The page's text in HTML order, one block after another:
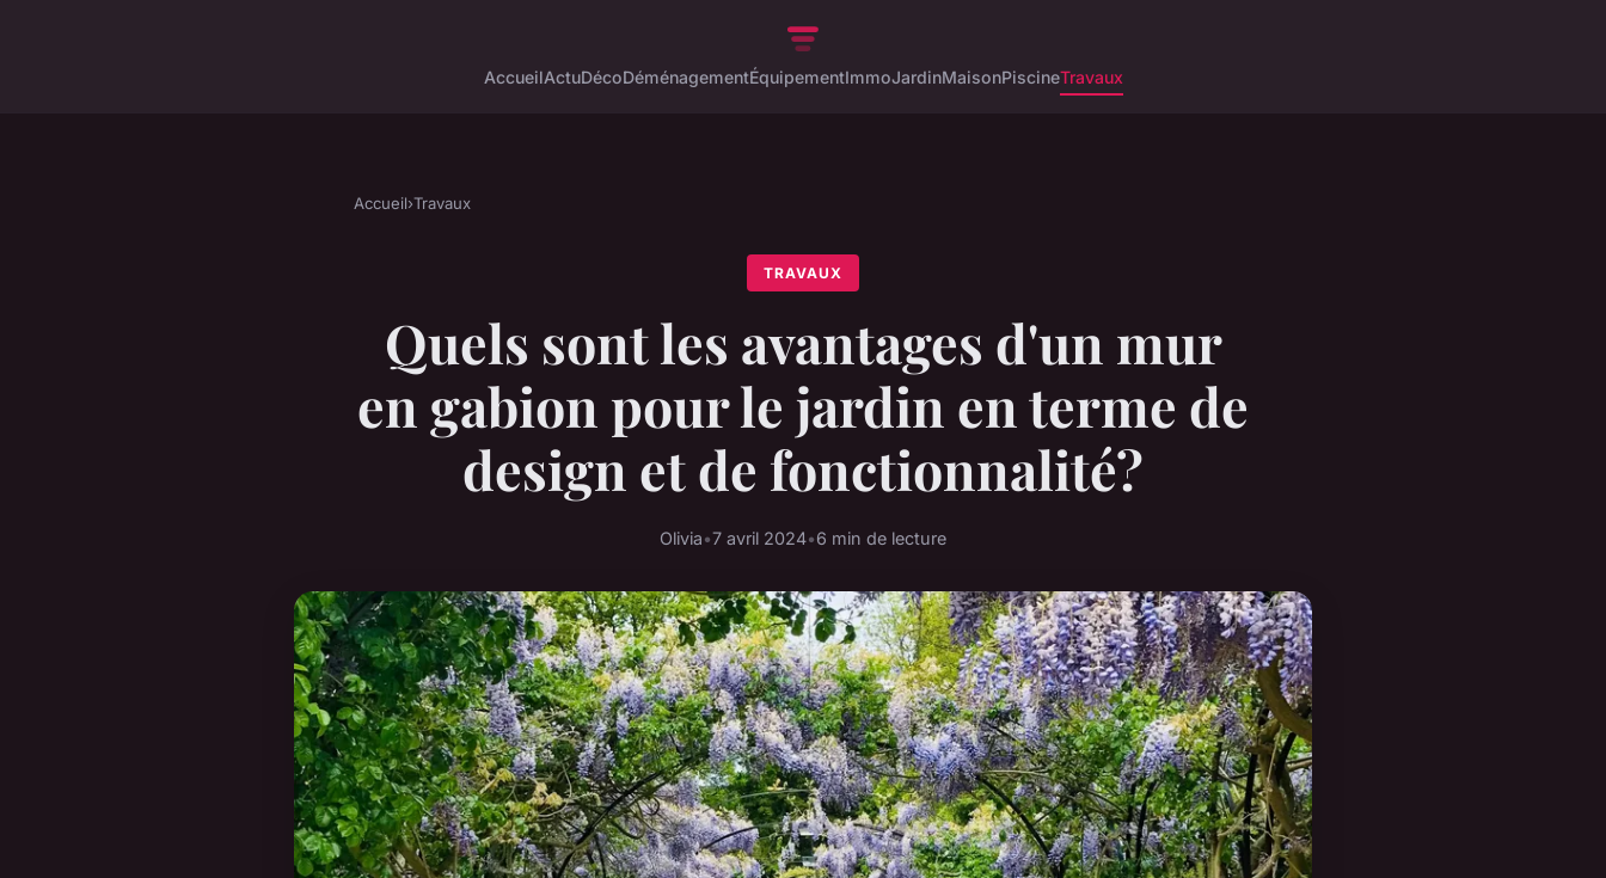
AccueilActuDécoDéménagementÉquipementImmoJardinMaisonPiscineTravaux
Accueil›Travaux
TRAVAUX
Quels sont les avantages d'un mur
en gabion pour le jardin en terme de
design et de fonctionnalité?
Olivia•7 avril 2024•6 min de lecture